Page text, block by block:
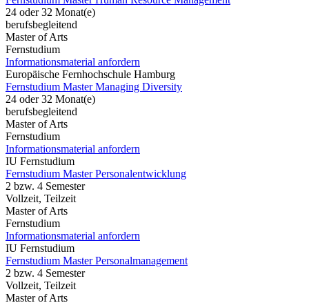
24 oder 32 Monat(e)
berufsbegleitend
Master of Arts
Fernstudium
Informationsmaterial anfordern
Europäische Fernhochschule Hamburg
Fernstudium Master Managing Diversity
24 oder 32 Monat(e)
berufsbegleitend
Master of Arts
Fernstudium
Informationsmaterial anfordern
IU Fernstudium
Fernstudium Master Personalentwicklung
2 bzw. 4 Semester
Vollzeit, Teilzeit
Master of Arts
Fernstudium
Informationsmaterial anfordern
IU Fernstudium
Fernstudium Master Personalmanagement
2 bzw. 4 Semester
Vollzeit, Teilzeit
Master of Arts